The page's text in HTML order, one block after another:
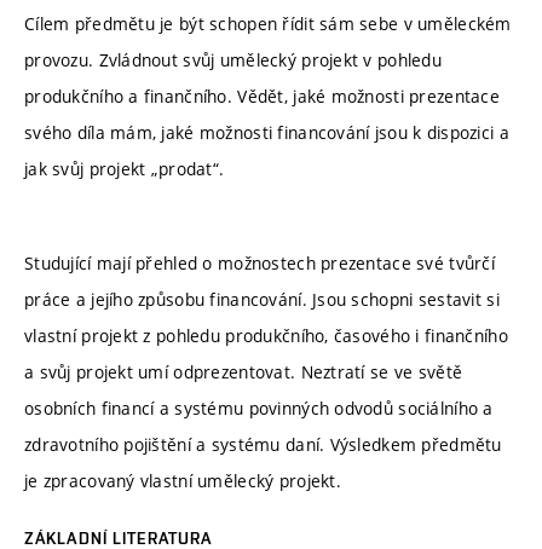
Cílem předmětu je být schopen řídit sám sebe v uměleckém
provozu. Zvládnout svůj umělecký projekt v pohledu
produkčního a finančního. Vědět, jaké možnosti prezentace
svého díla mám, jaké možnosti financování jsou k dispozici a
jak svůj projekt „prodat“.
Studující mají přehled o možnostech prezentace své tvůrčí
práce a jejího způsobu financování. Jsou schopni sestavit si
vlastní projekt z pohledu produkčního, časového i finančního
a svůj projekt umí odprezentovat. Neztratí se ve světě
osobních financí a systému povinných odvodů sociálního a
zdravotního pojištění a systému daní. Výsledkem předmětu
je zpracovaný vlastní umělecký projekt.
ZÁKLADNÍ LITERATURA